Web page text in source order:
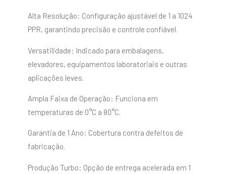
Alta Resolução: Configuração ajustável de 1 a 1024
PPR, garantindo precisão e controle confiável.
Versatilidade: Indicado para embalagens,
elevadores, equipamentos laboratoriais e outras
aplicações leves.
Ampla Faixa de Operação: Funciona em
temperaturas de 0°C a 80°C.
Garantia de 1 Ano: Cobertura contra defeitos de
fabricação.
Produção Turbo: Opção de entrega acelerada em 1